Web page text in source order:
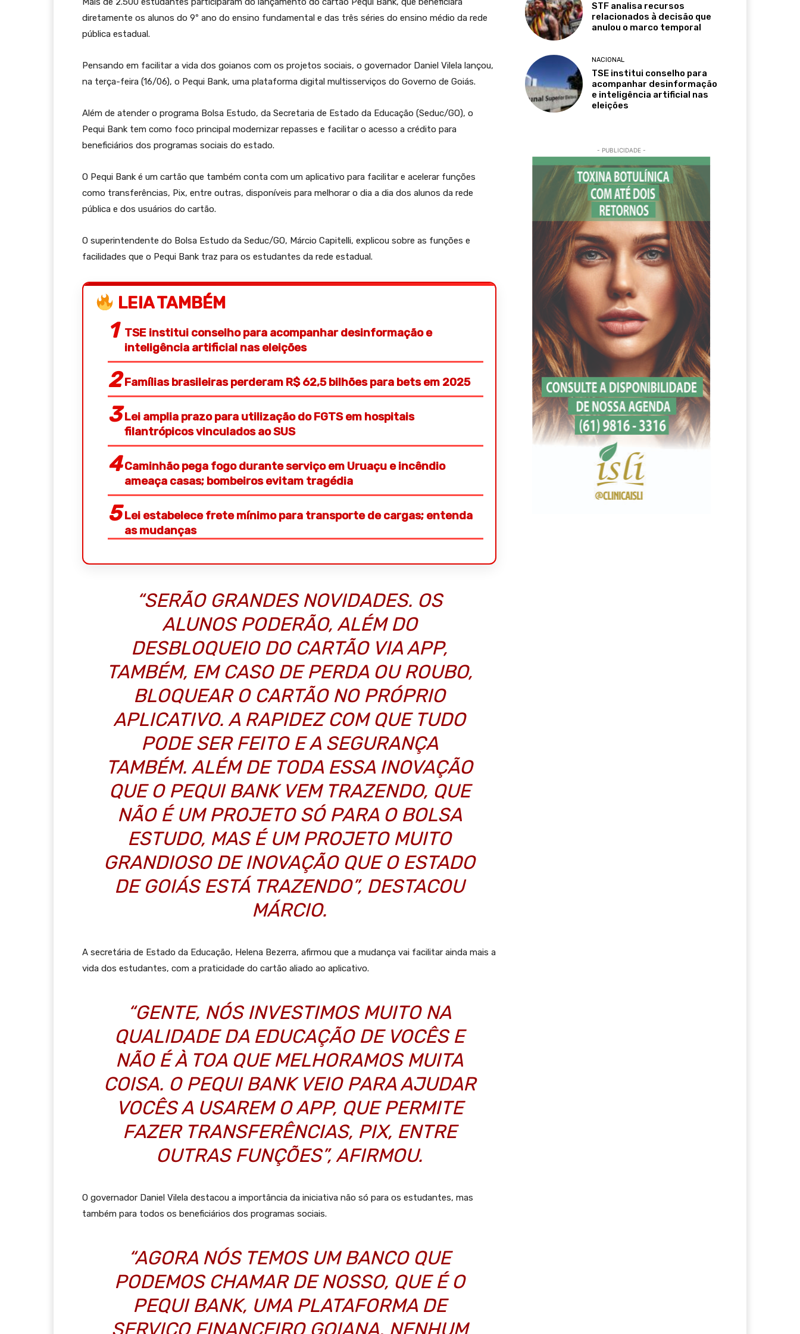
diretamente os alunos do 9º ano do ensino fundamental e das três séries do ensino médio da rede
pública estadual.
Pensando em facilitar a vida dos goianos com os projetos sociais, o governador Daniel Vilela lançou,
na terça-feira (16/06), o Pequi Bank, uma plataforma digital multisserviços do Governo de Goiás.
Além de atender o programa Bolsa Estudo, da Secretaria de Estado da Educação (Seduc/GO), o
Pequi Bank tem como foco principal modernizar repasses e facilitar o acesso a crédito para
beneficiários dos programas sociais do estado.
O Pequi Bank é um cartão que também conta com um aplicativo para facilitar e acelerar funções
como transferências, Pix, entre outras, disponíveis para melhorar o dia a dia dos alunos da rede
pública e dos usuários do cartão.
O superintendente do Bolsa Estudo da Seduc/GO, Márcio Capitelli, explicou sobre as funções e
facilidades que o Pequi Bank traz para os estudantes da rede estadual.
LEIA TAMBÉM
TSE institui conselho para acompanhar desinformação e
inteligência artificial nas eleições
Famílias brasileiras perderam R$ 62,5 bilhões para bets em 2025
Lei amplia prazo para utilização do FGTS em hospitais
filantrópicos vinculados ao SUS
Caminhão pega fogo durante serviço em Uruaçu e incêndio
ameaça casas; bombeiros evitam tragédia
Lei estabelece frete mínimo para transporte de cargas; entenda
as mudanças
“SERÃO GRANDES NOVIDADES. OS
ALUNOS PODERÃO, ALÉM DO
DESBLOQUEIO DO CARTÃO VIA APP,
TAMBÉM, EM CASO DE PERDA OU ROUBO,
BLOQUEAR O CARTÃO NO PRÓPRIO
APLICATIVO. A RAPIDEZ COM QUE TUDO
PODE SER FEITO E A SEGURANÇA
TAMBÉM. ALÉM DE TODA ESSA INOVAÇÃO
QUE O PEQUI BANK VEM TRAZENDO, QUE
NÃO É UM PROJETO SÓ PARA O BOLSA
ESTUDO, MAS É UM PROJETO MUITO
GRANDIOSO DE INOVAÇÃO QUE O ESTADO
DE GOIÁS ESTÁ TRAZENDO”, DESTACOU
MÁRCIO.
A secretária de Estado da Educação, Helena Bezerra, afirmou que a mudança vai facilitar ainda mais a
vida dos estudantes, com a praticidade do cartão aliado ao aplicativo.
“GENTE, NÓS INVESTIMOS MUITO NA
QUALIDADE DA EDUCAÇÃO DE VOCÊS E
NÃO É À TOA QUE MELHORAMOS MUITA
COISA. O PEQUI BANK VEIO PARA AJUDAR
VOCÊS A USAREM O APP, QUE PERMITE
FAZER TRANSFERÊNCIAS, PIX, ENTRE
OUTRAS FUNÇÕES”, AFIRMOU.
O governador Daniel Vilela destacou a importância da iniciativa não só para os estudantes, mas
também para todos os beneficiários dos programas sociais.
“AGORA NÓS TEMOS UM BANCO QUE
PODEMOS CHAMAR DE NOSSO, QUE É O
PEQUI BANK, UMA PLATAFORMA DE
SERVIÇO FINANCEIRO GOIANA. NENHUM
STF analisa recursos
relacionados à decisão que
anulou o marco temporal
NACIONAL
TSE institui conselho para
acompanhar desinformação
e inteligência artificial nas
eleições
- PUBLICIDADE -